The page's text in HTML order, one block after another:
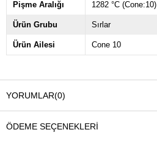
Pişme Aralığı 1282 °C (Cone:10)
Ürün Grubu Sırlar
Ürün Ailesi Cone 10
YORUMLAR(0)
ÖDEME SEÇENEKLERI